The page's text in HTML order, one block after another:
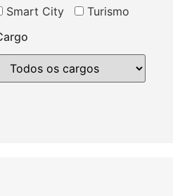
Smart City
Turismo